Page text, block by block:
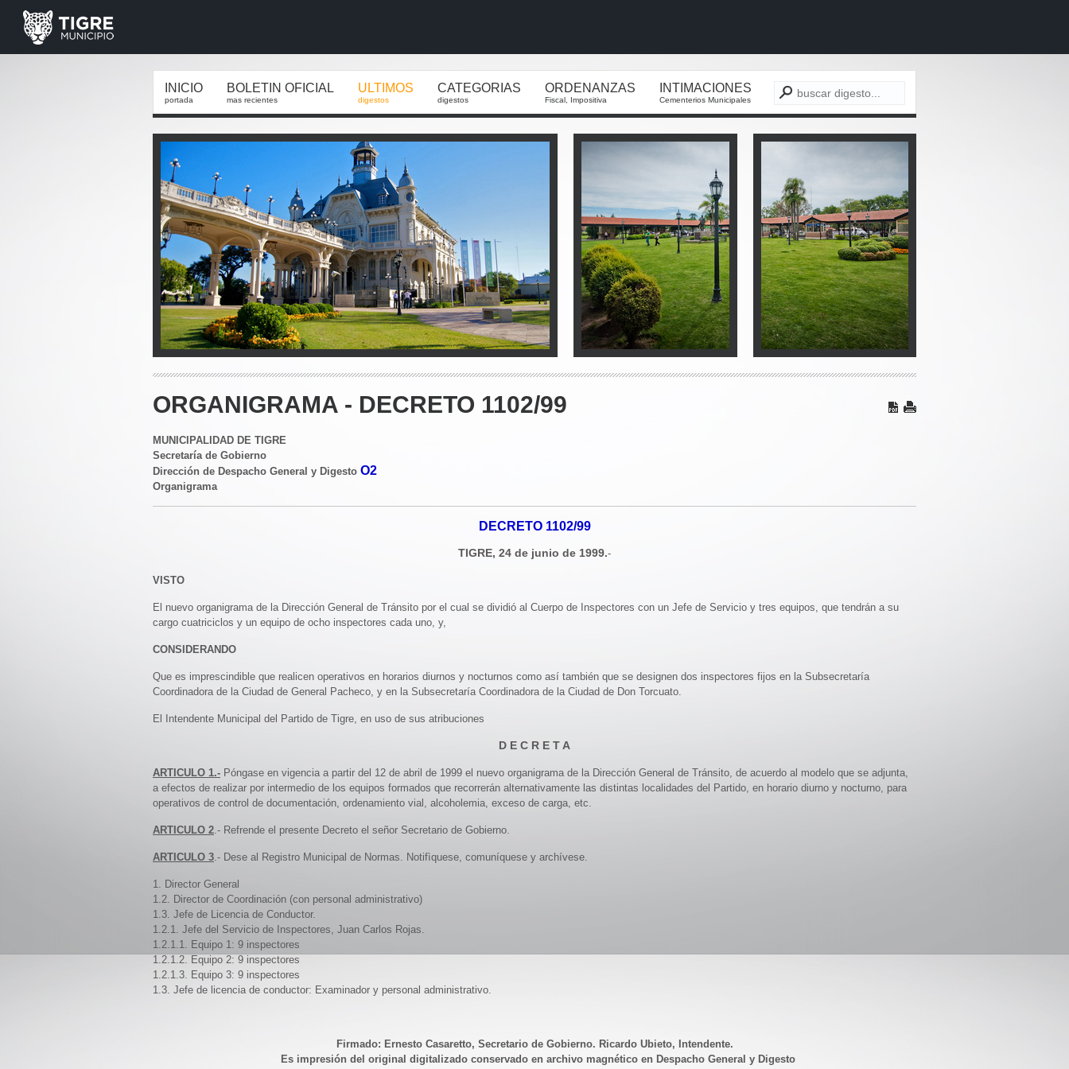
INICIO
portada
BOLETIN OFICIAL
mas recientes
ULTIMOS
digestos
CATEGORIAS
digestos
ORDENANZAS
Fiscal, Impositiva
INTIMACIONES
Cementerios Municipales
ORGANIGRAMA - DECRETO 1102/99
MUNICIPALIDAD DE TIGRE
Secretaría de Gobierno
Dirección de Despacho General y Digesto O2
Organigrama
DECRETO 1102/99
TIGRE, 24 de junio de 1999.-
VISTO
El nuevo organigrama de la Dirección General de Tránsito por el cual se dividió al Cuerpo de Inspectores con un Jefe de Servicio y tres equipos, que tendrán a su
cargo cuatriciclos y un equipo de ocho inspectores cada uno, y,
CONSIDERANDO
Que es imprescindible que realicen operativos en horarios diurnos y nocturnos como así también que se designen dos inspectores fijos en la Subsecretaría
Coordinadora de la Ciudad de General Pacheco, y en la Subsecretaría Coordinadora de la Ciudad de Don Torcuato.
El Intendente Municipal del Partido de Tigre, en uso de sus atribuciones
D E C R E T A
ARTICULO 1.- Póngase en vigencia a partir del 12 de abril de 1999 el nuevo organigrama de la Dirección General de Tránsito, de acuerdo al modelo que se adjunta,
a efectos de realizar por intermedio de los equipos formados que recorrerán alternativamente las distintas localidades del Partido, en horario diurno y nocturno, para
operativos de control de documentación, ordenamiento vial, alcoholemia, exceso de carga, etc.
ARTICULO 2.- Refrende el presente Decreto el señor Secretario de Gobierno.
ARTICULO 3.- Dese al Registro Municipal de Normas. Notifìquese, comuníquese y archívese.
1. Director General
1.2. Director de Coordinación (con personal administrativo)
1.3. Jefe de Licencia de Conductor.
1.2.1. Jefe del Servicio de Inspectores, Juan Carlos Rojas.
1.2.1.1. Equipo 1: 9 inspectores
1.2.1.2. Equipo 2: 9 inspectores
1.2.1.3. Equipo 3: 9 inspectores
1.3. Jefe de licencia de conductor: Examinador y personal administrativo.
Firmado: Ernesto Casaretto, Secretario de Gobierno. Ricardo Ubieto, Intendente.
Es impresión del original digitalizado conservado en archivo magnético en Despacho General y Digesto